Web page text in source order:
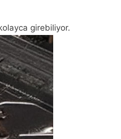
girebiliyor.